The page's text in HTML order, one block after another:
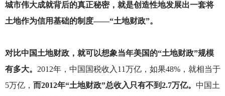
城市伟大成就背后的真正秘密，就是创造性地发展出一套将
土地作为信用基础的制度——“土地财政”。
对比中国土地财政，就可以想象当年美国的“土地财政”规模
有多大。 2012年，中国国税收入11万亿，如果48%，就相当于
5万亿， 而2012年“土地财政”总收入只有不到2.7万亿。 中国土